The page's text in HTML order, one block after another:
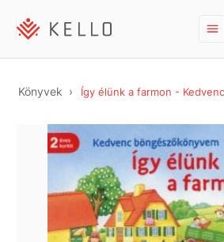
Könyvek Így élünk a farmon -